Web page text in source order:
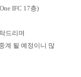
IFC 17층)
드리며
계 될 예정이니 많